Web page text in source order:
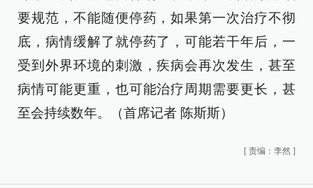
要规范，不能随便停药，如果第一次治疗不彻
底，病情缓解了就停药了，可能若干年后，一
受到外界环境的刺激，疾病会再次发生，甚至
病情可能更重，也可能治疗周期需要更长，甚
至会持续数年。（首席记者 陈斯斯）
[ 责编：李然 ]